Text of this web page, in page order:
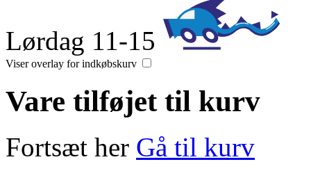
Lørdag 11-15
Viser overlay for indkøbskurv
Vare tilføjet til kurv
Fortsæt her Gå til kurv